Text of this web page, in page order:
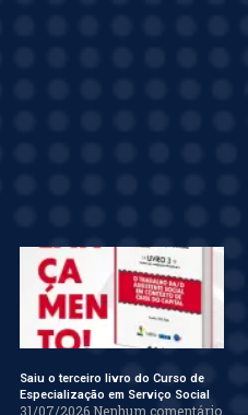
Saiu o terceiro livro do Curso de
Especialização em Serviço Social
31/07/2026 Nenhum comentário